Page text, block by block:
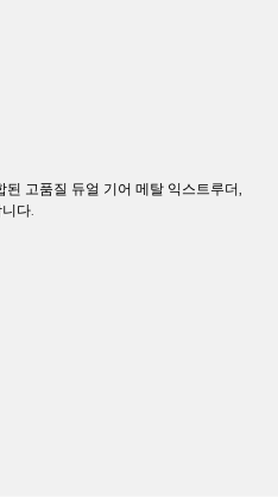
고품질 듀얼 기어 메탈 익스트루더,
다.